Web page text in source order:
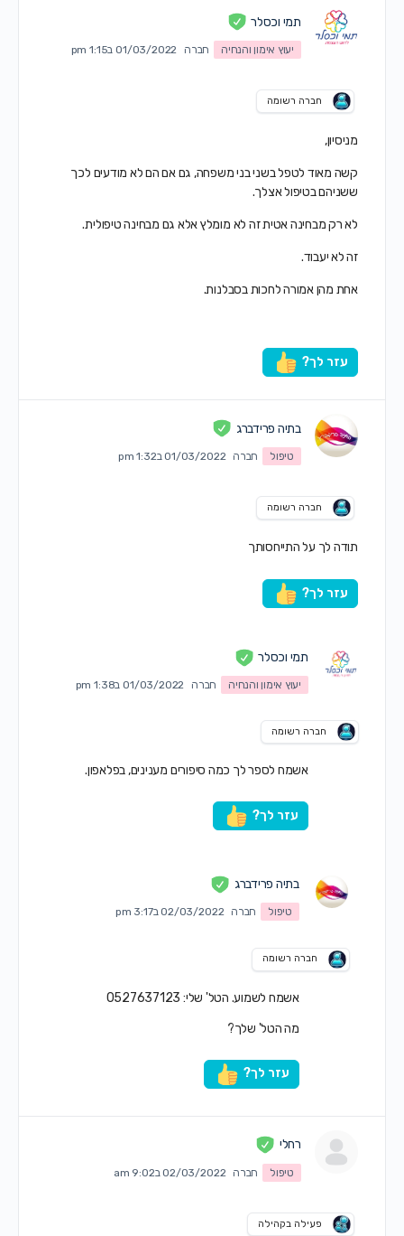
תמי וכסלר
יעוץ אימון והנחיה חברה 01/03/2022 ב1:15 pm
חברה רשומה
מניסיון,
קשה מאוד לטפל בשני בני משפחה, גם אם הם לא מודעים לכך
ששניהם בטיפול אצלך.
לא רק מבחינה אטית זה לא מומלץ אלא גם מבחינה טיפולית.
זה לא יעבוד.
אחת מהן אמורה לחכות בסבלנות.
עזר לך?
בתיה פרידברג
טיפול חברה 01/03/2022 ב1:32 pm
חברה רשומה
תודה לך על התייחסותך
עזר לך?
תמי וכסלר
יעוץ אימון והנחיה חברה 01/03/2022 ב1:38 pm
חברה רשומה
אשמח לספר לך כמה סיפורים מענינים, בפלאפון.
עזר לך?
בתיה פרידברג
טיפול חברה 02/03/2022 ב3:17 pm
חברה רשומה
אשמח לשמוע. הטל' שלי: 0527637123
מה הטל' שלך?
עזר לך?
רחלי
טיפול חברה 02/03/2022 ב9:02 am
פעילה בקהילה